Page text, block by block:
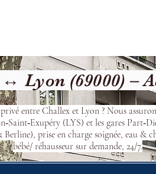
Lyon (69000) –
entre Challex et Lyon ? Nous
(LYS) et les gares
Berline), prise en charge soignée, eau &
bébé/ réhausseur sur demande, 24/7.